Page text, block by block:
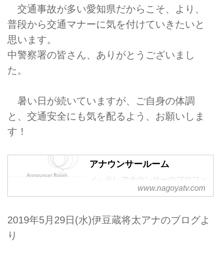
交通事故が多い愛知県だからこそ、より、
普段から交通マナーに気を付けていきたいと
思います。
中警察署の皆さん、ありがとうございまし
た。
暑い日が続いていますが、ご自身の体調
と、交通安全にも気を配るよう、お願いしま
す！
アナウンサールーム
メ～テレアナウンサーのプロフィ
ールページです。www.nagoyatv.com
2019年5月29日(水)伊豆蔵将太アナのブログよ
り